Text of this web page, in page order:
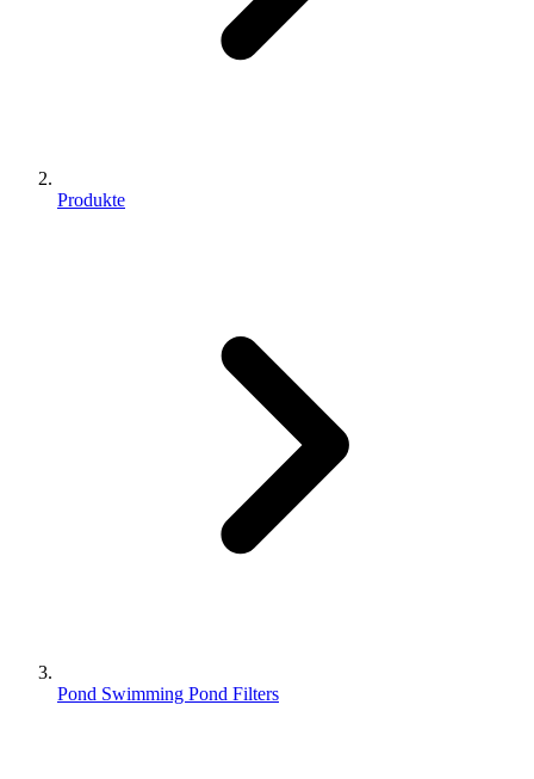
Produkte
Pond Swimming Pond Filters